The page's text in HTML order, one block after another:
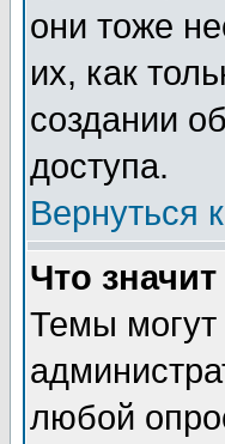
они тоже
их, как
создании
доступа.
Вернуться
Что
Темы могут
любой